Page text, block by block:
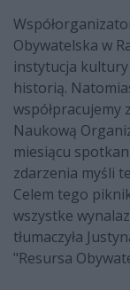
Obywatelska w
instytucja kultury
historią.
współpracujemy
Naukową
miesiącu
zdarzenia myśli
Celem tego
wszystke
tłumaczyła
"Resursa